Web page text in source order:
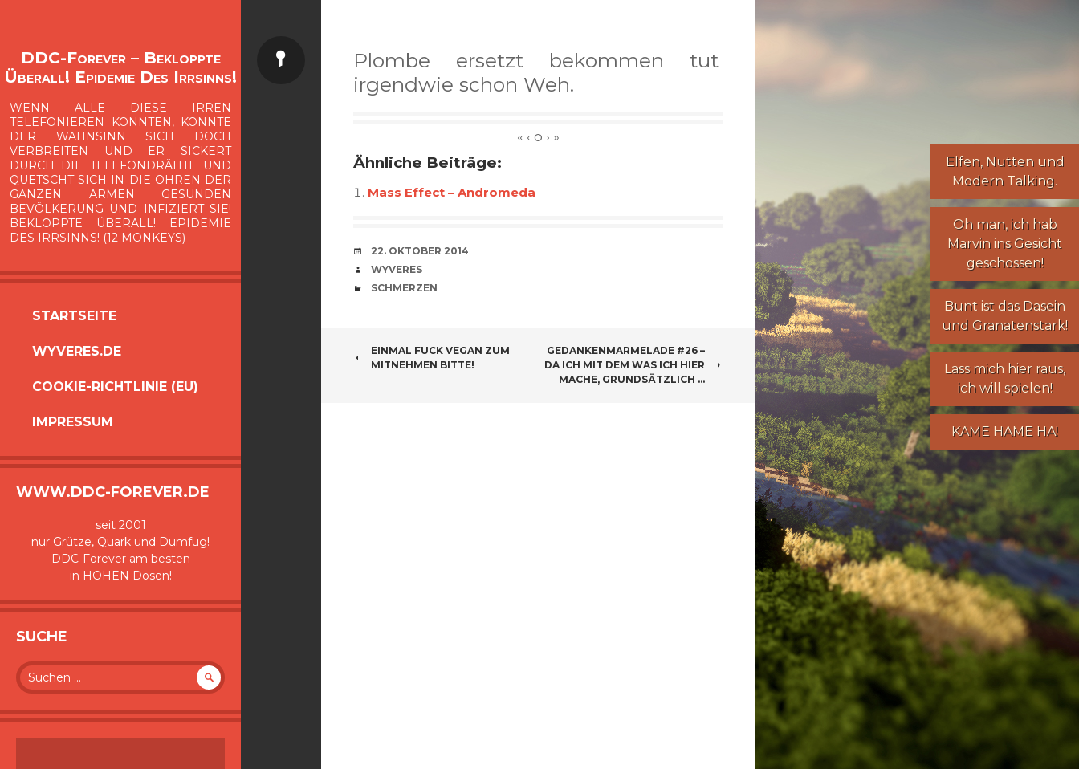
DDC-Forever – Bekloppte
Überall! Epidemie Des Irrsinns!
WENN ALLE DIESE IRREN
TELEFONIEREN KÖNNTEN, KÖNNTE
DER WAHNSINN SICH DOCH
VERBREITEN UND ER SICKERT
DURCH DIE TELEFONDRÄHTE UND
QUETSCHT SICH IN DIE OHREN DER
GANZEN ARMEN GESUNDEN
BEVÖLKERUNG UND INFIZIERT SIE!
BEKLOPPTE ÜBERALL! EPIDEMIE
DES IRRSINNS! (12 MONKEYS)
SPRINGEN
STARTSEITE
WYVERES.DE
COOKIE-RICHTLINIE (EU)
IMPRESSUM
WWW.DDC-FOREVER.DE
seit 2001
nur Grütze, Quark und Dumfug!
DDC-Forever am besten
in HOHEN Dosen!
SUCHE
Suche
nach:
Elfen, Nuttenund
Modern Talking.
Oh man, ich hab
Marvin ins Gesicht
geschossen!
Bunt ist das Dasein
und Granatenstark!
Lass mich hier raus,
ich will spielen!
KAME HAME HA!
Plombe ersetzt bekommen tut
irgendwie schon Weh.
Ähnliche Beiträge:
Mass Effect – Andromeda
VERABREDUNG
22. OKTOBER 2014
VERFASSER
WYVERES
CATEGORIES
SCHMERZEN
BEITRAGSNAVIGATION
EINMAL FUCK VEGAN ZUM
MITNEHMEN BITTE!
GEDANKENMARMELADE #26 –
DA ICH MIT DEM WAS ICH HIER
MACHE, GRUNDSÄTZLICH …